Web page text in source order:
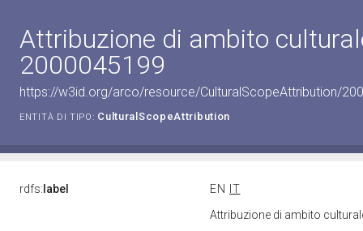
Attribuzione di ambito
2000045199
https://w3id.org/arco/resource/CulturalScopeAttribution/
ENTITÀ DI TIPO: CulturalScopeAttribution
rdfs: label EN
IT
Attribuzione di ambito